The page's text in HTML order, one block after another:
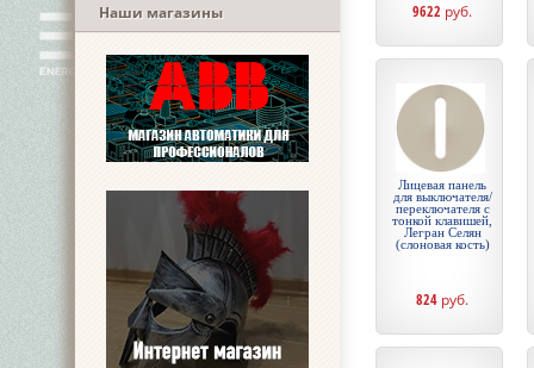
Наши магазины 9622 руб.
Лицевая панель
для выключателя/
переключателя с
тонкой клавишей,
Легран Селян
(слоновая кость)
824 руб.